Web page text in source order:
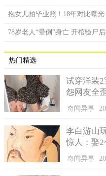
帽，将萝卜削皮后就开始用
丝器，比较两者之间的差异给
的，你可以看到萝卜泥的外观
出先前已预备好的鯖鱼，配上
吃味道，还大赞太好吃了，非常
抱女儿拍毕业照！18年对比曝
78岁老人“晕倒”身亡 开棺验尸
热门精选
试穿洋装
怨网友全
奇闻异事
李白游山
惊人：娶
奇闻异事